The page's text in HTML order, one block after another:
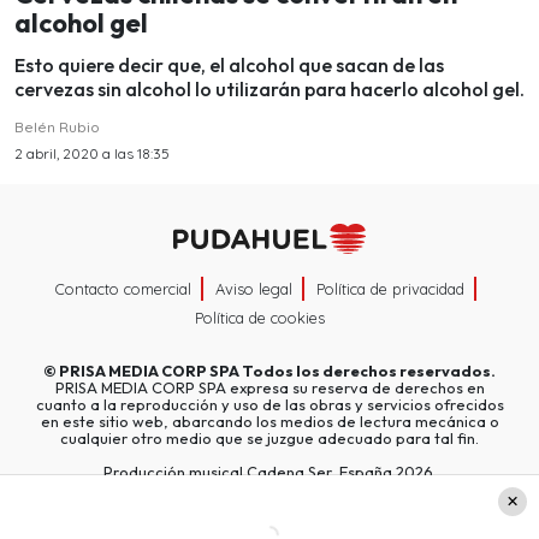
alcohol gel
Esto quiere decir que, el alcohol que sacan de las
cervezas sin alcohol lo utilizarán para hacerlo alcohol gel.
Belén Rubio
2 abril, 2020 a las 18:35
Contacto comercial Aviso legal
Política de privacidad
Política de cookies
© PRISA MEDIA CORP SPATodos los derechos reservados.
PRISA MEDIA CORP SPA expresa su reserva de derechos en
cuanto a la reproducción y uso de las obras y servicios ofrecidos
en este sitio web, abarcando los medios de lectura mecánica o
cualquier otro medio que se juzgue adecuado para tal fin.
Producción musical Cadena Ser, España 2026.